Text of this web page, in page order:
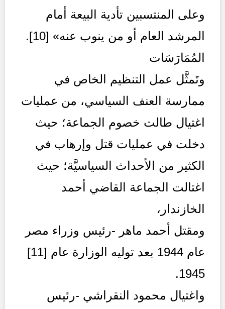
وعلى المنتسبين تأدية البيعة أمام
المرشد العام أو من ينوب عنه» [10].
المُمَارَسَات
وتَمثَّل عمل التنظيم الخاص في
ممارسة العنف السياسي، من عمليات
اغتيال طالت خصوم الجماعة؛ حيث
دخلت في عمليات قتل وإرهاب في
الكثير من الأحداث السياسيَّة؛ حيث
اغتالت الجماعة القاضي أحمد
الخازندار،
ومقتل أحمد ماهر -رئيس وزراء مصر
عام 1944 بعد توليه الوزارة عام [11]
1945.
واغتيال محمود النقراشي -رئيس